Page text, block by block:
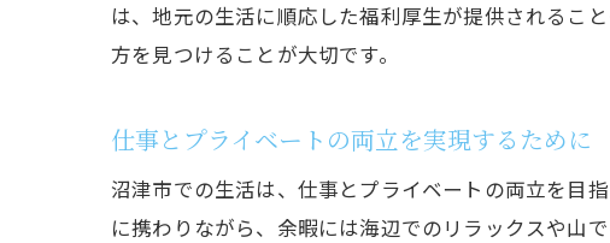
地
は、地元の生活に順応した福利厚生が提供されるこ
方を見つけることが大切です。
仕事とプライベートの両立を実現するために
沼津市での生活は、仕事とプライベートの両立を目
に携わりながら、余暇には海辺でのリラックスや山